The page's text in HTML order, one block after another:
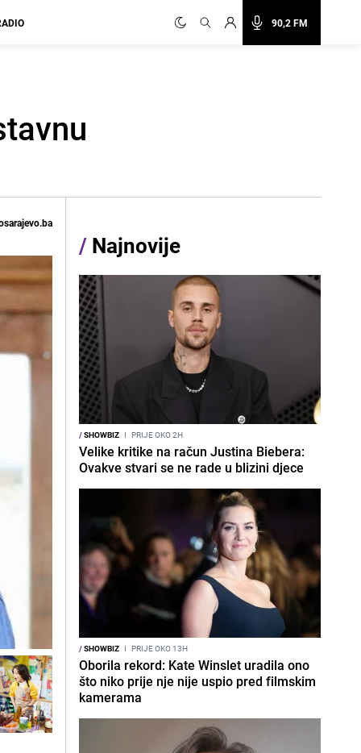
90,2 FM
/ Najnovije
/SHOWBIZ I PRIJE OKO 2H
Velike kritike na račun Justina Biebera:
Ovakve stvari se ne rade u blizini djece
/SHOWBIZ I PRIJE OKO 13H
Oborila rekord: Kate Winslet uradila ono
što niko prije nje nije uspio pred filmskim
kamerama